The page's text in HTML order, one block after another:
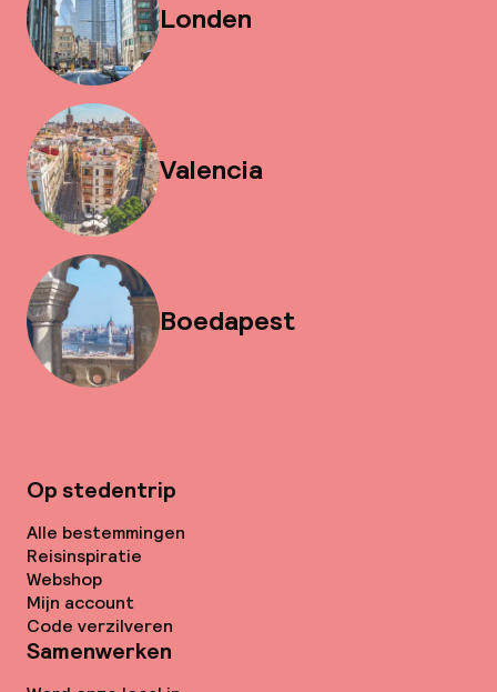
Londen
Valencia
Boedapest
Op stedentrip
Alle bestemmingen
Reisinspiratie
Webshop
Mijn account
Code verzilveren
Samenwerken